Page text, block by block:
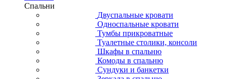
Спальни
Двуспальные кровати
Односпальные кровати
Тумбы прикроватные
Туалетные столики, консоли
Шкафы в спальню
Комоды в спальню
Сундуки и банкетки